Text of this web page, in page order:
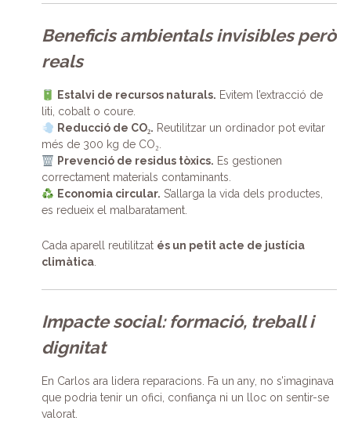
Beneficis ambientals invisibles però
reals
Estalvi de recursos naturals. Evitem l’extracció de
liti, cobalt o coure.
Reducció de CO₂. Reutilitzar un ordinador pot evitar
més de 300 kg de CO₂.
Prevenció de residus tòxics. Es gestionen
correctament materials contaminants.
Economia circular. S’allarga la vida dels productes,
es redueix el malbaratament.
Cada aparell reutilitzat és un petit acte de justícia
climàtica.
Impacte social: formació, treball i
dignitat
En Carlos ara lidera reparacions. Fa un any, no s’imaginava
que podria tenir un ofici, confiança ni un lloc on sentir-se
valorat.